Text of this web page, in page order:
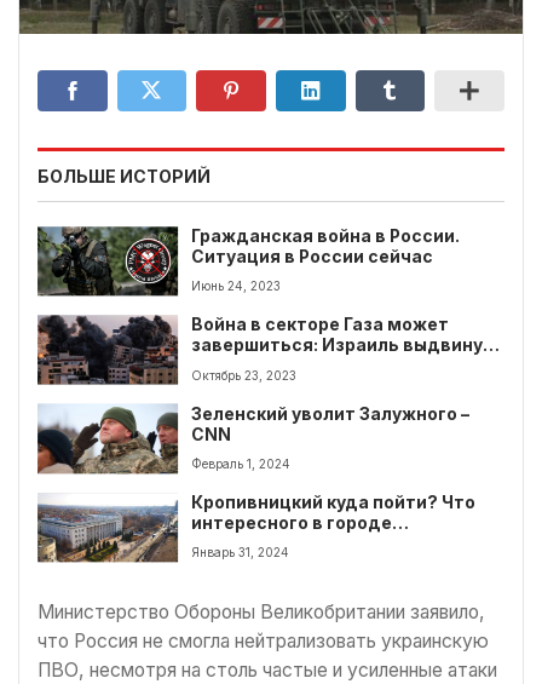
БОЛЬШЕ ИСТОРИЙ
Гражданская война в России.
Ситуация в России сейчас
Июнь 24, 2023
Война в секторе Газа может
завершиться: Израиль выдвинул
два условия для завершения
военных действий. Подробности
Октябрь 23, 2023
Зеленский уволит Залужного –
CNN
Февраль 1, 2024
Кропивницкий куда пойти? Что
интересного в городе
посмотреть?
Январь 31, 2024
Министерство Обороны Великобритании заявило,
что Россия не смогла нейтрализовать украинскую
ПВО, несмотря на столь частые и усиленные атаки